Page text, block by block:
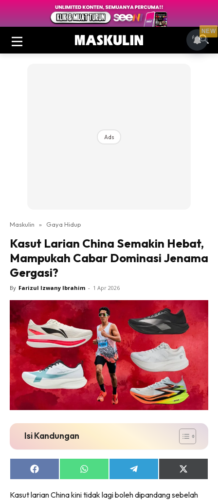
Ads
Maskulin » Gaya Hidup
Kasut Larian China Semakin Hebat,
Mampukah Cabar Dominasi Jenama
Gergasi?
By Farizul Izwany Ibrahim - 1 Apr 2026
Isi Kandungan
Share
on
Share
on
Share
on
Share
on
(Twitter)
Kasut larian China kini tidak lagi boleh dipandang sebelah
NEW